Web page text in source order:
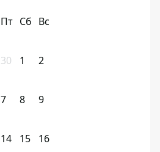
Пт Сб Вс
30 1 2
7 8 9
14 15 16